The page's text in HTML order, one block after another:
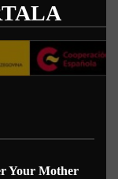
Your Mother